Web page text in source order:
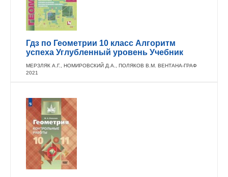
Гдз по Геометрии 10 класс Алгоритм
успеха Углубленный уровень Учебник
МЕРЗЛЯК А.Г., НОМИРОВСКИЙ Д.А., ПОЛЯКОВ В.М. ВЕНТАНА-ГРАФ
2021